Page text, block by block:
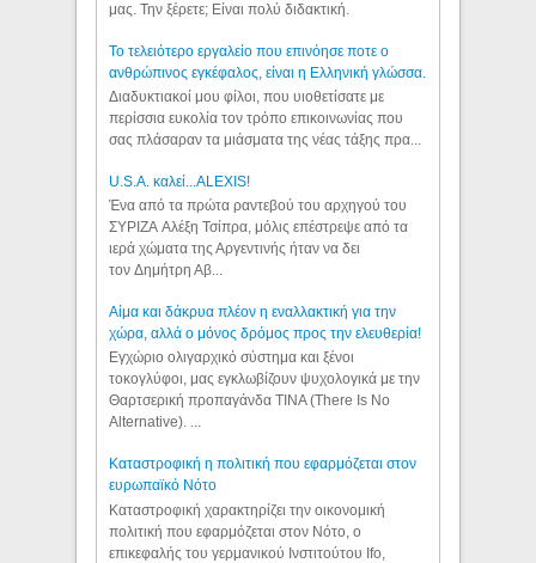
μας. Την ξέρετε; Είναι πολύ διδακτική.
Το τελειότερο εργαλείο που επινόησε ποτε ο
ανθρώπινος εγκέφαλος, είναι η Ελληνική γλώσσα.
Διαδυκτιακοί μου φίλοι, που υιοθετίσατε με
περίσσια ευκολία τον τρόπο επικοινωνίας που
σας πλάσαραν τα μιάσματα της νέας τάξης πρα...
U.S.A. καλεί...ALEXIS!
Ένα από τα πρώτα ραντεβού του αρχηγού του
ΣΥΡΙΖΑ Αλέξη Τσίπρα, μόλις επέστρεψε από τα
ιερά χώματα της Αργεντινής ήταν να δει
τον Δημήτρη Αβ...
Αίμα και δάκρυα πλέον η εναλλακτική για την
χώρα, αλλά ο μόνος δρόμος προς την ελευθερία!
Εγχώριο ολιγαρχικό σύστημα και ξένοι
τοκογλύφοι, μας εγκλωβίζουν ψυχολογικά με την
Θαρτσερική προπαγάνδα TINA (There Is No
Alternative). ...
Καταστροφική η πολιτική που εφαρμόζεται στον
ευρωπαϊκό Νότο
Καταστροφική χαρακτηρίζει την οικονομική
πολιτική που εφαρμόζεται στον Νότο, ο
επικεφαλής του γερμανικού Ινστιτούτου Ifo,